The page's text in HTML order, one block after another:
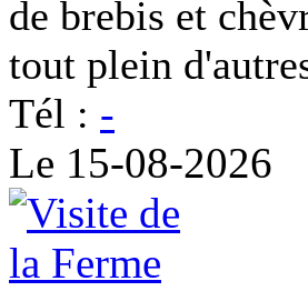
de brebis et
tout plein
Tél : -
Le 15-08-2026